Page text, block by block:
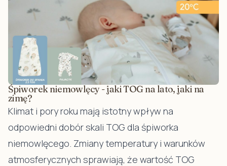
Śpiworek niemowlęcy - jaki TOG na lato, jaki na
zimę?
Klimat i pory roku mają istotny wpływ na
odpowiedni dobór skali TOG dla śpiworka
niemowlęcego. Zmiany temperatury i warunków
atmosferycznych sprawiają, że wartość TOG